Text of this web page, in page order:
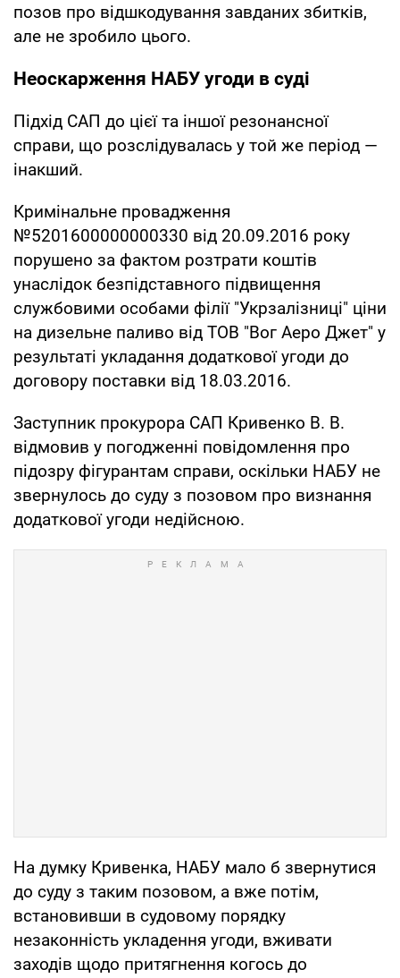
позов про відшкодування завданих збитків,
але не зробило цього.
Неоскарження НАБУ угоди в суді
Підхід САП до цієї та іншої резонансної
справи, що розслідувалась у той же період —
інакший.
Кримінальне провадження
№5201600000000330 від 20.09.2016 року
порушено за фактом розтрати коштів
унаслідок безпідставного підвищення
службовими особами філії "Укрзалізниці" ціни
на дизельне паливо від ТОВ "Вог Аеро Джет" у
результаті укладання додаткової угоди до
договору поставки від 18.03.2016.
Заступник прокурора САП Кривенко В. В.
відмовив у погодженні повідомлення про
підозру фігурантам справи, оскільки НАБУ не
звернулось до суду з позовом про визнання
додаткової угоди недійсною.
На думку Кривенка, НАБУ мало б звернутися
до суду з таким позовом, а вже потім,
встановивши в судовому порядку
незаконність укладення угоди, вживати
заходів щодо притягнення когось до